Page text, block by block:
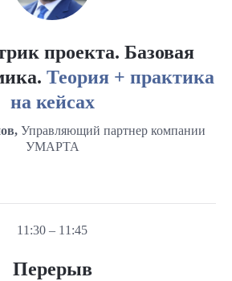
проекта. Базовая
Теория + практика
на кейсах
Управляющий партнер компании
УМАРТА
11:30 – 11:45
Перерыв